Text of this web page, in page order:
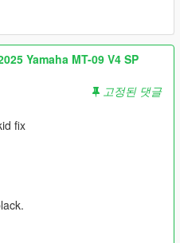
Yamaha MT-09 V4 SP
고정된 댓글
fix